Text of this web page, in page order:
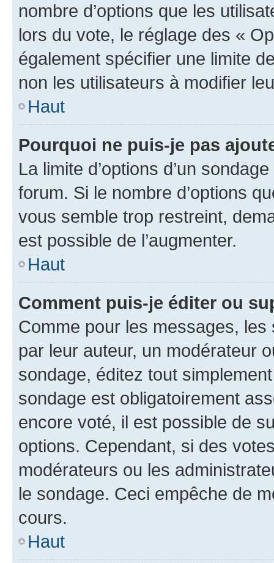
nombre d’options que les
lors du vote, le réglage des «
également spécifier une limite
non les utilisateurs à modifier
Haut
Pourquoi ne puis-je pas
La limite d’options d’un
forum. Si le nombre d’options
vous semble trop restreint,
est possible de l’augmenter.
Haut
Comment puis-je éditer ou
Comme pour les messages,
par leur auteur, un modérateur
sondage, éditez tout
sondage est obligatoirement
encore voté, il est possible de
options. Cependant, si des
modérateurs ou les
le sondage. Ceci empêche de
cours.
Haut